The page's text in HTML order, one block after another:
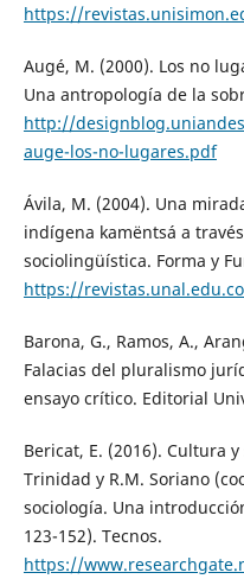
https://
Augé, M. (2000). Los no
Una antropología de la
http://
auge-los-no-lugares.pdf
Ávila, M. (2004). Una
indígena kamëntsá a
sociolingüística. Forma y
https://
Barona, G., Ramos, A.,
Falacias del pluralismo
ensayo crítico. Editorial
Bericat, E. (2016). Cultura
Trinidad y R.M. Soriano
sociología. Una
123-152). Tecnos.
https://